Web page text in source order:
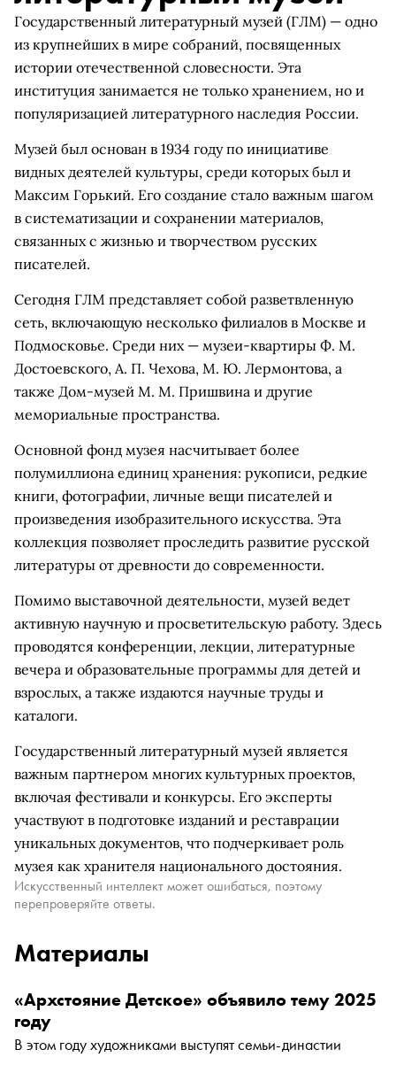
Государственный литературный музей (ГЛМ) — одно
из крупнейших в мире собраний, посвященных
истории отечественной словесности. Эта
институция занимается не только хранением, но и
популяризацией литературного наследия России.
Музей был основан в 1934 году по инициативе
видных деятелей культуры, среди которых был и
Максим Горький. Его создание стало важным шагом
в систематизации и сохранении материалов,
связанных с жизнью и творчеством русских
писателей.
Сегодня ГЛМ представляет собой разветвленную
сеть, включающую несколько филиалов в Москве и
Подмосковье. Среди них — музеи-квартиры Ф. М.
Достоевского, А. П. Чехова, М. Ю. Лермонтова, а
также Дом-музей М. М. Пришвина и другие
мемориальные пространства.
Основной фонд музея насчитывает более
полумиллиона единиц хранения: рукописи, редкие
книги, фотографии, личные вещи писателей и
произведения изобразительного искусства. Эта
коллекция позволяет проследить развитие русской
литературы от древности до современности.
Помимо выставочной деятельности, музей ведет
активную научную и просветительскую работу. Здесь
проводятся конференции, лекции, литературные
вечера и образовательные программы для детей и
взрослых, а также издаются научные труды и
каталоги.
Государственный литературный музей является
важным партнером многих культурных проектов,
включая фестивали и конкурсы. Его эксперты
участвуют в подготовке изданий и реставрации
уникальных документов, что подчеркивает роль
музея как хранителя национального достояния.
Искусственный интеллект может ошибаться, поэтому
перепроверяйте ответы.
Материалы
«Архстояние Детское» объявило тему 2025
году
В этом году художниками выступят семьи-династии